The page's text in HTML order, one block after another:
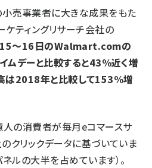
小売事業者に大きな成果をもた
ケティングリサーチ会社の
～16日のWalmart.comの
デーと比較すると43%近く増
は2018年と比較して153%増
人の消費者が毎月eコマースサ
クリックデータに基づいていま
ルの大半を占めています）。